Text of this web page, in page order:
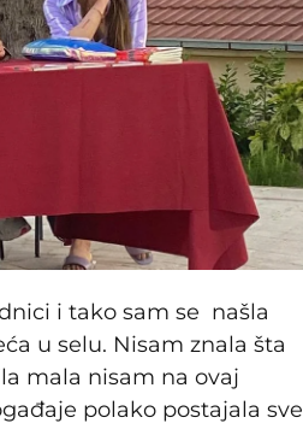
i tako sam se našla
u selu. Nisam znala šta
mala nisam na ovaj
polako postajala sve